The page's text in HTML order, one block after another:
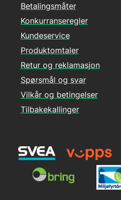
Betalingsmåter
Konkurranseregler
Kundeservice
Produktomtaler
Retur og reklamasjon
Spørsmål og svar
Vilkår og betingelser
Tilbakekallinger